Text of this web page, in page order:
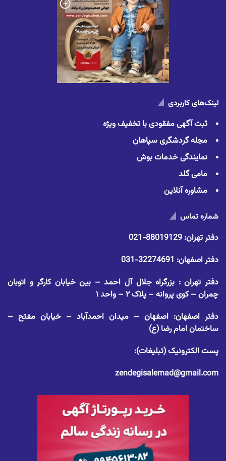
لینک‌های کاربردی
ثبت آگهی مفقودی با تخفیف ویژه
مجله گردشگری سپاهان
نمایندگی خدمات بوش
مامی گلد
مشاوره آنلاین
شماره تماس
دفتر تهران: 88019129-021
دفتر اصفهان: 32274691-031
دفتر تهران : بزرگراه جلال آل احمد – بین خیابان کارگر و اتوبان
چمران – کوی پروانه – پلاک ۲ – واحد ۱
دفتر اصفهان: اصفهان – میدان احمدآباد – خیابان مفتح –
ساختمان امام رضا (ع)
پست الکترونیک (تبلیغات):
zendegisalemad@gmail.com